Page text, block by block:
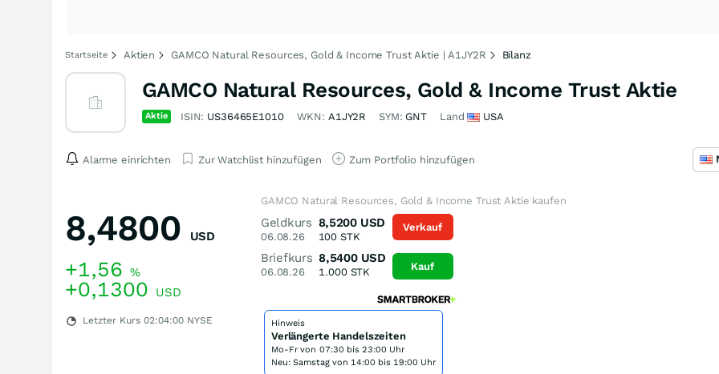
Startseite Aktien GAMCO Natural Resources, Gold & Income Trust Aktie | A1JY2R Bilanz
GAMCO Natural Resources, Gold & Income Trust Aktie
Aktie ISIN: US36465E1010 WKN: A1JY2R SYM: GNT Land USA
Alarme einrichten Zur Watchlist hinzufügen Zum Portfolio hinzufügen
8,4800 USD
+1,56 %
+0,1300 USD
Letzter Kurs 02:04:00 NYSE
GAMCO Natural Resources, Gold & Income Trust Aktie kaufen
Geldkurs
06.08.26
8,5200 USD
100 STK
Briefkurs
06.08.26
8,5400 USD
1.000STK
Verkauf
Kauf
Hinweis
Verlängerte Handelszeiten
Mo-Fr von 07:30 bis 23:00 Uhr
Neu: Samstag von 14:00 bis 19:00 Uhr